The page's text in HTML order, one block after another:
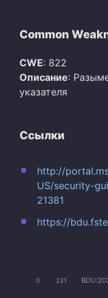
Common
CWE: 822
Описание:
указателя
Ссылки
http://
US/security-
21381
https://
0 231